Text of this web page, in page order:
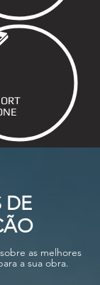
DE
as melhores
a sua obra.